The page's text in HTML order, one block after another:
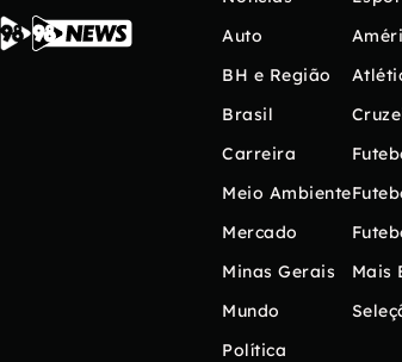
Auto
BH e Região
Brasil
Carreira
Meio Ambiente
Mercado
Minas Gerais
Mundo
Política
Mais